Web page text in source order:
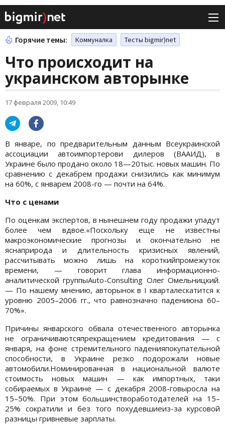
Горячие темы: Коммуналка Тесты bigmir)net
Что происходит на
украинском авторынке
17 февраля 2009, 10:49
В январе, по предварительным данным Всеукраинской
ассоциации автоимпортерови дилеров (ВААИД), в
Украине было продано около 18—20тыс. новых машин. По
сравнению с декабрем продажи снизились как минимум
на 60%, с январем 2008-го — почти на 64%.
Что с ценами
По оценкам экспертов, в нынешнем году продажи упадут
более чем вдвое.«Поскольку еще не известны
макроэкономические прогнозы и окончательно не
яснаприрода и длительность кризисных явлений,
рассчитывать можно лишь на короткийпромежуток
времени, — говорит глава информационно-
аналитической группыAuto-Consulting Олег Омельницкий.
— По нашему мнению, авторынок в I кварталескатится к
уровню 2005–2006 гг., что равнозначно падениюна 60–
70%».
Причины январского обвала отечественного авторынка
не ограничиваютсяпрекращением кредитования — с
января, на фоне стремительного паденияпокупательной
способности, в Украине резко подорожали новые
автомобили.Номинированная в национальной валюте
стоимость новых машин — как импортных, таки
собираемых в Украине — с декабря 2008-говыросла на
15–50%. При этом большинствоработодателей на 15–
25% сократили и без того похудевшиеиз-за курсовой
разницы гривневые зарплаты.